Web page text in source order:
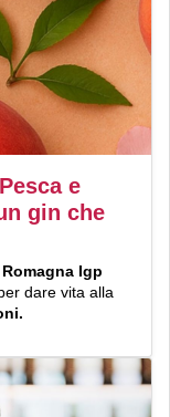
e
gin che
Igp
dare vita alla